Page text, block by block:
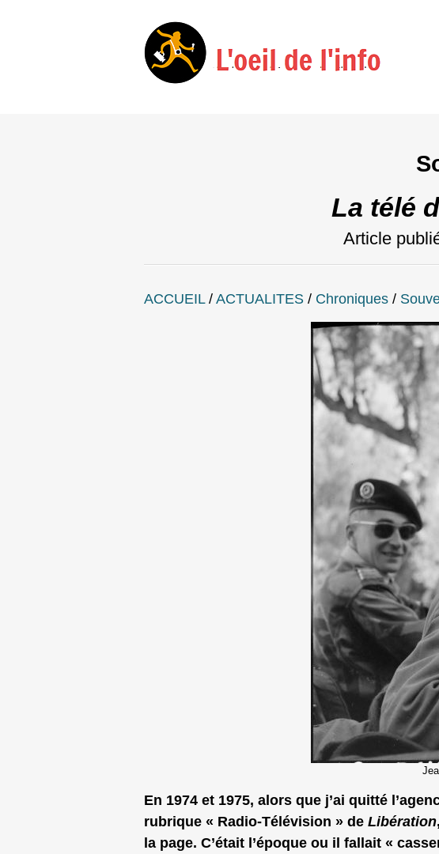
La télé
Article
ACCUEIL/ ACTUALITES / Chroniques /
En 1974 et 1975, alors que j’ai quitté
rubrique « Radio-Télévision » de Libération
la page. C’était l’époque ou il fallait «